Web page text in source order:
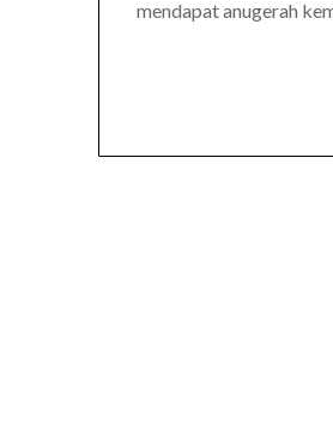
mendapat anugerah